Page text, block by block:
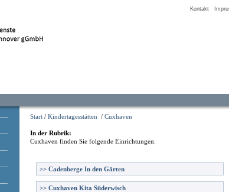
Kontakt
Start / Kindertagesstätten / Cuxhaven
In der Rubrik:
Cuxhaven finden Sie folgende Einrichtungen:
>> Cadenberge In den Gärten
>> Cuxhaven Kita Süderwisch